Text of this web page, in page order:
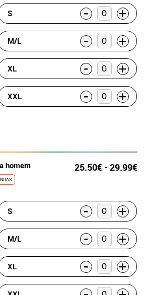
S - +
M/L - +
XL - +
XXL - +
homem 25.50€ - 29.99€
S - +
M/L - +
XL - +